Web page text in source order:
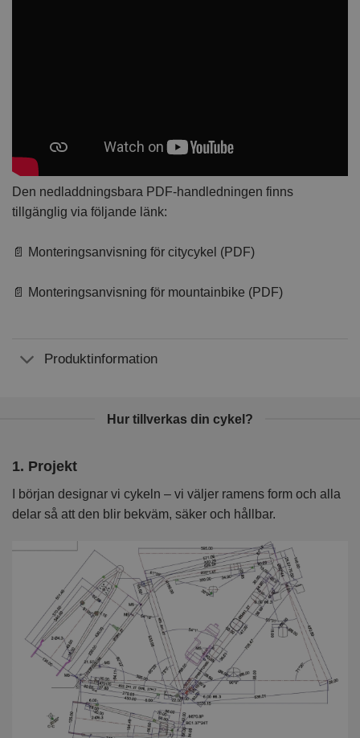
Den nedladdningsbara PDF-handledningen finns
tillgänglig via följande länk:
📄 Monteringsanvisning för citycykel (PDF)
📄 Monteringsanvisning för mountainbike (PDF)
Produktinformation
Hur tillverkas din cykel?
1. Projekt
I början designar vi cykeln – vi väljer ramens form och alla
delar så att den blir bekväm, säker och hållbar.